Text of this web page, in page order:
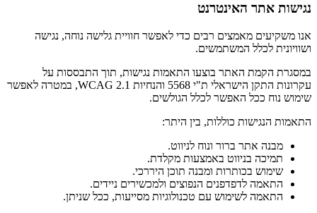
נגישות אתר האינטרנט
אנו משקיעים מאמצים רבים כדי לאפשר חוויית גלישה נוחה, נגישה
ושוויונית לכלל המשתמשים.
במסגרת הקמת האתר בוצעו התאמות נגישות, תוך התבססות על
עקרונות התקן הישראלי ת"י 5568 והנחיות WCAG 2.1, במטרה לאפשר
שימוש נוח ככל האפשר לכלל הגולשים.
התאמות הנגישות כוללות, בין היתר:
מבנה אתר ברור ונוח לניווט.
תמיכה בניווט באמצעות מקלדת.
שימוש בכותרות ומבנה תוכן היררכי.
התאמה לדפדפנים הנפוצים ולמכשירים ניידים.
התאמה לשימוש עם טכנולוגיות מסייעות, ככל שניתן.